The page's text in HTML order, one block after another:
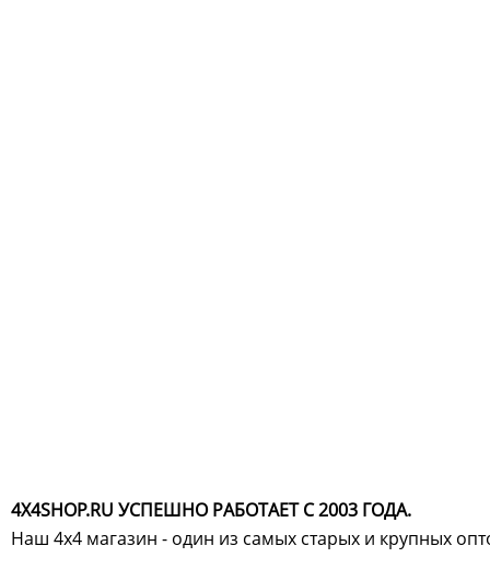
4X4SHOP.RU УСПЕШНО РАБОТАЕТ С 2003 ГОДА.
Наш 4x4 магазин - один из самых старых и крупных